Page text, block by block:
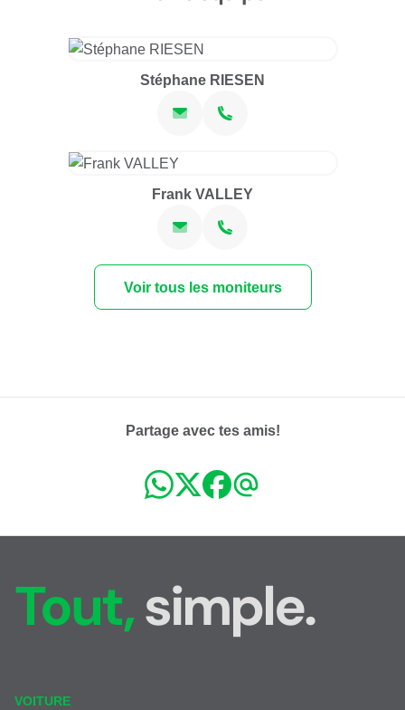
Stéphane RIESEN
Frank VALLEY
Voir tous les moniteurs
Partage avec tes amis!
Tout,simple.
VOITURE